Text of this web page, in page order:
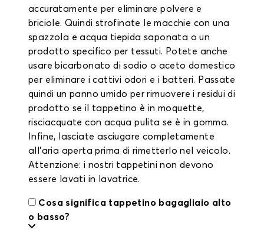
accuratamente per eliminare polvere e
briciole. Quindi strofinate le macchie con una
spazzola e acqua tiepida saponata o un
prodotto specifico per tessuti. Potete anche
usare bicarbonato di sodio o aceto domestico
per eliminare i cattivi odori e i batteri. Passate
quindi un panno umido per rimuovere i residui di
prodotto se il tappetino è in moquette,
risciacquate con acqua pulita se è in gomma.
Infine, lasciate asciugare completamente
all'aria aperta prima di rimetterlo nel veicolo.
Attenzione: i nostri tappetini non devono
essere lavati in lavatrice.
Cosa significa tappetino bagagliaio alto
o basso?